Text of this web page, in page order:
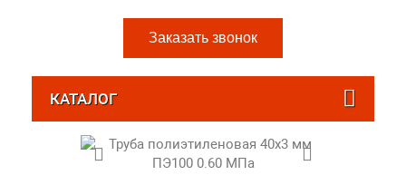
Заказать звонок
КАТАЛОГ